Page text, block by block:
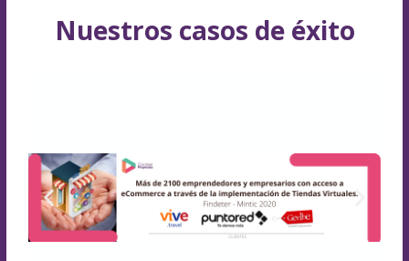
Nuestros casos de éxito